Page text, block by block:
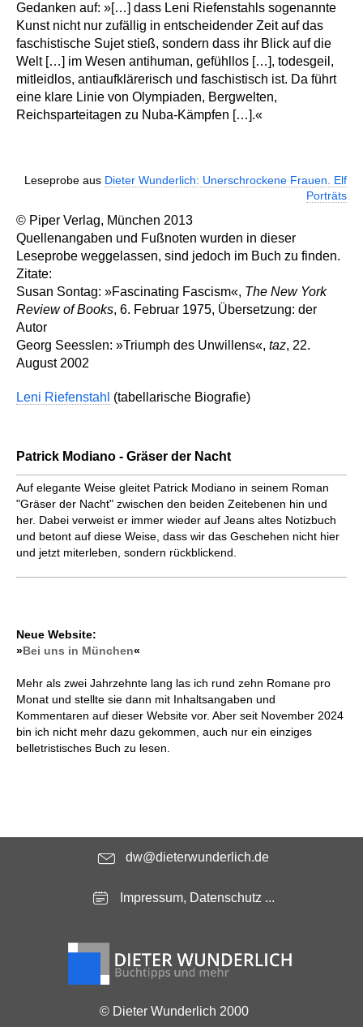
Gedanken auf: »[…] dass Leni Riefenstahls sogenannte
Kunst nicht nur zufällig in entscheidender Zeit auf das
faschistische Sujet stieß, sondern dass ihr Blick auf die
Welt […] im Wesen antihuman, gefühllos […], todesgeil,
mitleidlos, antiaufklärerisch und faschistisch ist. Da führt
eine klare Linie von Olympiaden, Bergwelten,
Reichsparteitagen zu Nuba-Kämpfen […].«
Leseprobe aus Dieter Wunderlich: Unerschrockene Frauen. Elf
Porträts
© Piper Verlag, München 2013
Quellenangaben und Fußnoten wurden in dieser
Leseprobe weggelassen, sind jedoch im Buch zu finden.
Zitate:
Susan Sontag: »Fascinating Fascism«, The New York
Review of Books, 6. Februar 1975, Übersetzung: der
Autor
Georg Seesslen: »Triumph des Unwillens«, taz, 22.
August 2002
Leni Riefenstahl (tabellarische Biografie)
Patrick Modiano - Gräser der Nacht
Auf elegante Weise gleitet Patrick Modiano in seinem Roman
"Gräser der Nacht" zwischen den beiden Zeitebenen hin und
her. Dabei verweist er immer wieder auf Jeans altes Notizbuch
und betont auf diese Weise, dass wir das Geschehen nicht hier
und jetzt miterleben, sondern rückblickend.
Neue Website:
»Bei uns in München«
Mehr als zwei Jahrzehnte lang las ich rund zehn Romane pro
Monat und stellte sie dann mit Inhaltsangaben und
Kommentaren auf dieser Website vor. Aber seit November 2024
bin ich nicht mehr dazu gekommen, auch nur ein einziges
belletristisches Buch zu lesen.
dw@dieterwunderlich.de
Impressum, Datenschutz ...
© Dieter Wunderlich 2000